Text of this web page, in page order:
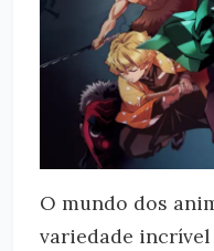
O mundo dos
variedade